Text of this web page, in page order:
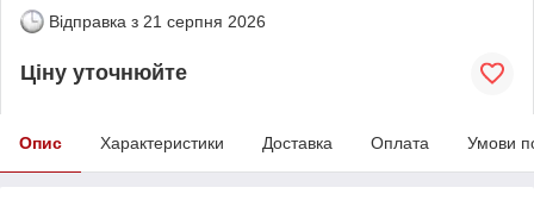
Відправка з 21 серпня 2026
Ціну уточнюйте
Опис Характеристики Доставка Оплата Умови